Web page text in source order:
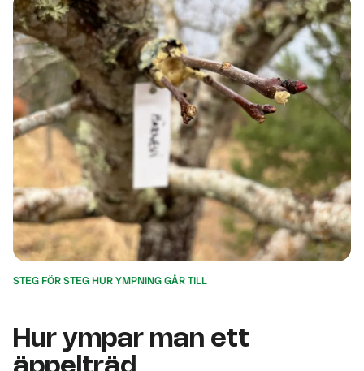
STEG FÖR STEG HUR YMPNING GÅR TILL
Hur ympar man ett